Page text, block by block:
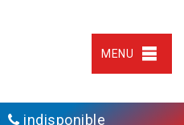
MENU
indisponible